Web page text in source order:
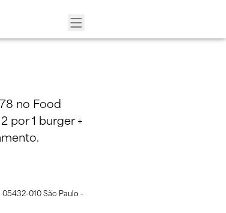
no Food
por 1 burger +
010 São Paulo -